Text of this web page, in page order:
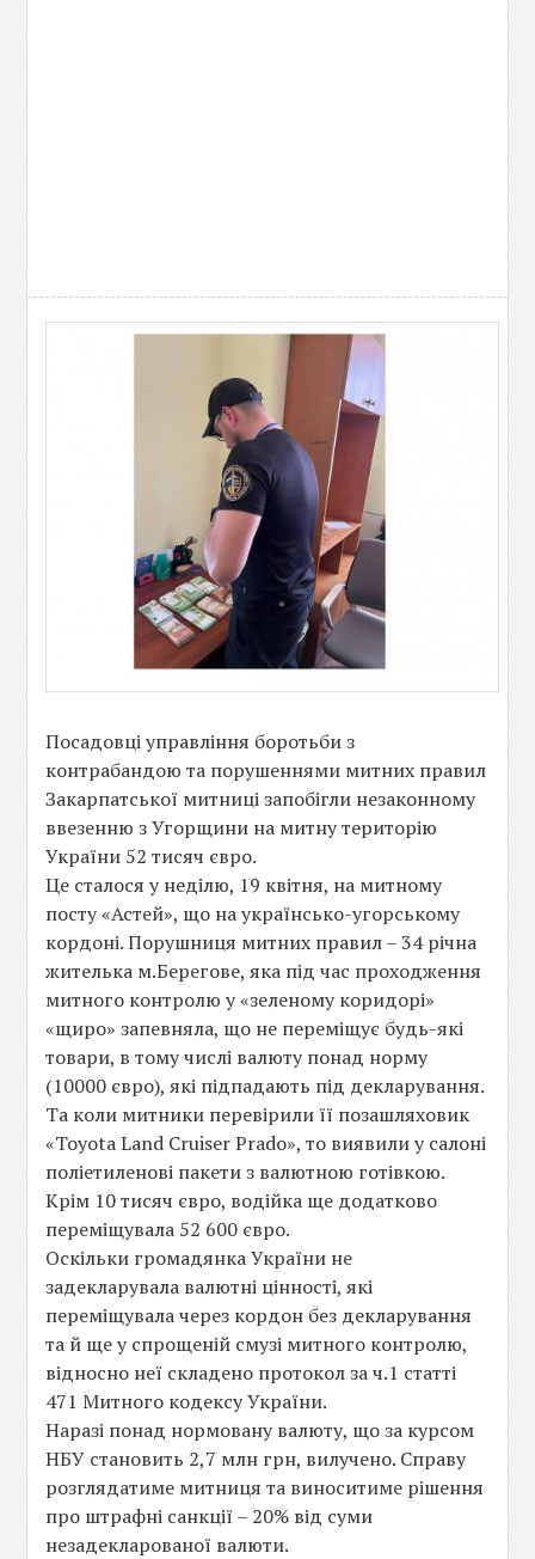
Посадовці управління боротьби з
контрабандою та порушеннями митних правил
Закарпатської митниці запобігли незаконному
ввезенню з Угорщини на митну територію
України 52 тисяч євро.
Це сталося у неділю, 19 квітня, на митному
посту «Астей», що на українсько-угорському
кордоні. Порушниця митних правил – 34 річна
жителька м.Берегове, яка під час проходження
митного контролю у «зеленому коридорі»
«щиро» запевняла, що не переміщує будь-які
товари, в тому числі валюту понад норму
(10000 євро), які підпадають під декларування.
Та коли митники перевірили її позашляховик
«Toyota Land Cruiser Prado», то виявили у салоні
поліетиленові пакети з валютною готівкою.
Крім 10 тисяч євро, водійка ще додатково
переміщувала 52 600 євро.
Оскільки громадянка України не
задекларувала валютні цінності, які
переміщувала через кордон без декларування
та й ще у спрощеній смузі митного контролю,
відносно неї складено протокол за ч.1 статті
471 Митного кодексу України.
Наразі понад нормовану валюту, що за курсом
НБУ становить 2,7 млн грн, вилучено. Справу
розглядатиме митниця та виноситиме рішення
про штрафні санкції – 20% від суми
незадекларованої валюти.